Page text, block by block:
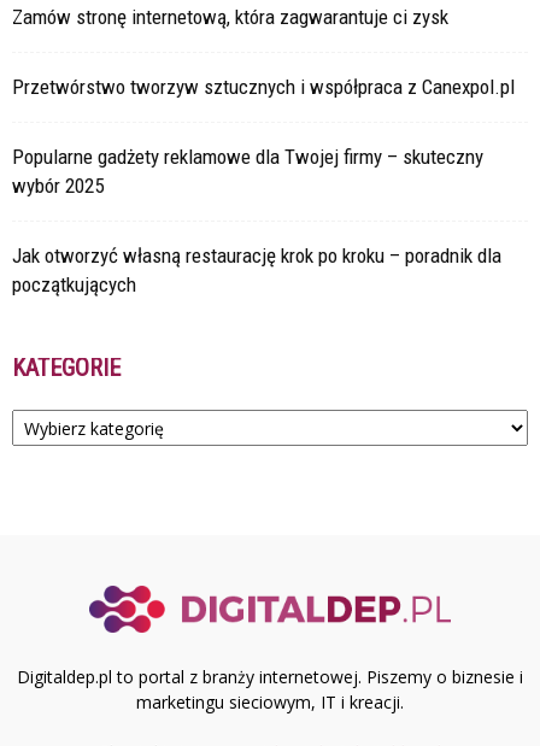
Zamów stronę internetową, która zagwarantuje ci zysk
Przetwórstwo tworzyw sztucznych i współpraca z Canexpol.pl
Popularne gadżety reklamowe dla Twojej firmy – skuteczny
wybór 2025
Jak otworzyć własną restaurację krok po kroku – poradnik dla
początkujących
KATEGORIE
Kategorie
Digitaldep.pl to portal z branży internetowej. Piszemy o biznesie i
marketingu sieciowym, IT i kreacji.